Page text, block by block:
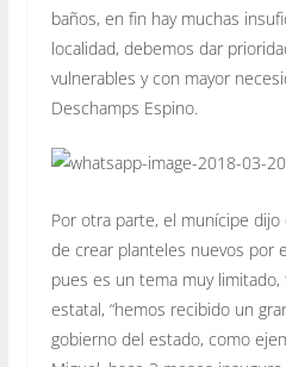
baños, en fin hay muchas
localidad, debemos dar
vulnerables y con mayor
Deschamps Espino.
Por otra parte, el munícipe
de crear planteles nuevos por
pues es un tema muy
estatal, “hemos recibido un
gobierno del estado, como